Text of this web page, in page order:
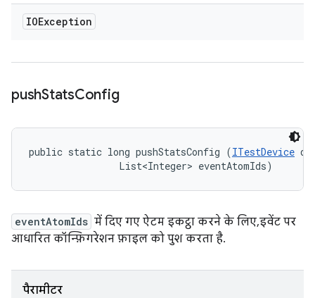
IOException
pushStatsConfig
public static long pushStatsConfig (ITestDevice
                List<Integer> eventAtomIds)
eventAtomIds में दिए गए ऐटम इकट्ठा करने के लिए, इवेंट पर
आधारित कॉन्फ़िगरेशन फ़ाइल को पुश करता है.
पैरामीटर